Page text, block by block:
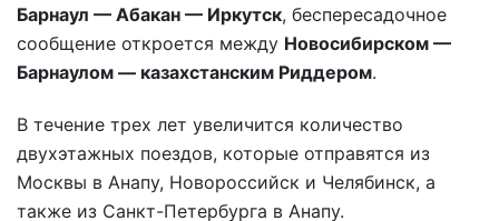
Барнаул — Абакан — Иркутск, беспересадочное
сообщение откроется между Новосибирском —
Барнаулом — казахстанским Риддером.
В течение трех лет увеличится количество
двухэтажных поездов, которые отправятся из
Москвы в Анапу, Новороссийск и Челябинск, а
также из Санкт-Петербурга в Анапу.